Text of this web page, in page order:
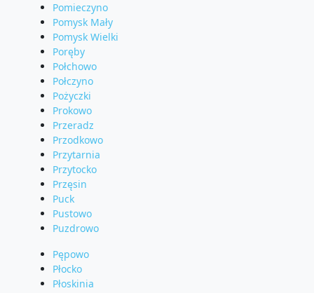
Pomieczyno
Pomysk Mały
Pomysk Wielki
Poręby
Połchowo
Połczyno
Pożyczki
Prokowo
Przeradz
Przodkowo
Przytarnia
Przytocko
Przęsin
Puck
Pustowo
Puzdrowo
Pępowo
Płocko
Płoskinia